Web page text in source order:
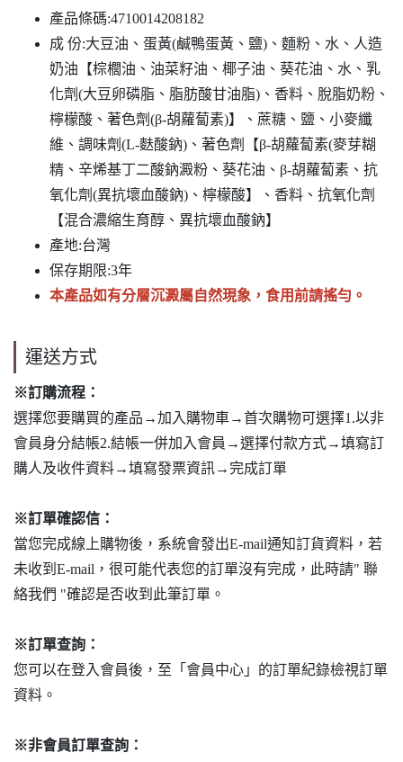
產品條碼:4710014208182
成 份:大豆油、蛋黃(鹹鴨蛋黃、鹽)、麵粉、水、人造
奶油【棕櫚油、油菜籽油、椰子油、葵花油、水、乳
化劑(大豆卵磷脂、脂肪酸甘油脂)、香料、脫脂奶粉、
檸檬酸、著色劑(β-胡蘿蔔素)】、蔗糖、鹽、小麥纖
維、調味劑(L-麩酸鈉)、著色劑【β-胡蘿蔔素(麥芽糊
精、辛烯基丁二酸鈉澱粉、葵花油、β-胡蘿蔔素、抗
氧化劑(異抗壞血酸鈉)、檸檬酸】、香料、抗氧化劑
【混合濃縮生育醇、異抗壞血酸鈉】
產地:台灣
保存期限:3年
本產品如有分層沉澱屬自然現象，食用前請搖勻。
運送方式
※訂購流程：
選擇您要購買的產品→加入購物車→首次購物可選擇1.以非
會員身分結帳2.結帳一併加入會員→選擇付款方式→填寫訂
購人及收件資料→填寫發票資訊→完成訂單
※訂單確認信：
當您完成線上購物後，系統會發出E-mail通知訂貨資料，若
未收到E-mail，很可能代表您的訂單沒有完成，此時請" 聯
絡我們 "確認是否收到此筆訂單。
※訂單查詢：
您可以在登入會員後，至「會員中心」的訂單紀錄檢視訂單
資料。
※非會員訂單查詢：